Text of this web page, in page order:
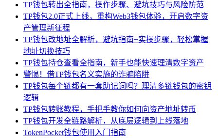
TP钱包转出全指南，操作步骤、避坑技巧与风险防范
TP钱包2.0正式上线，重构Web3钱包体验，开启数字资
产管理新征程
TP钱包改地址全解析，避坑指南+实操步骤，轻松掌握
地址切换技巧
TP钱包持仓查看全指南，新手也能快速理清数字资产
警惕！借TP钱包名义实施的诈骗陷阱
TP钱包每个链都有一套助记词吗？理清多链钱包的密钥
逻辑
TP钱包转账教程，手把手教你如何向资产地址转币
TP钱包开发全链路解析，从底层逻辑到上线落地
TokenPocket钱包使用入门指南